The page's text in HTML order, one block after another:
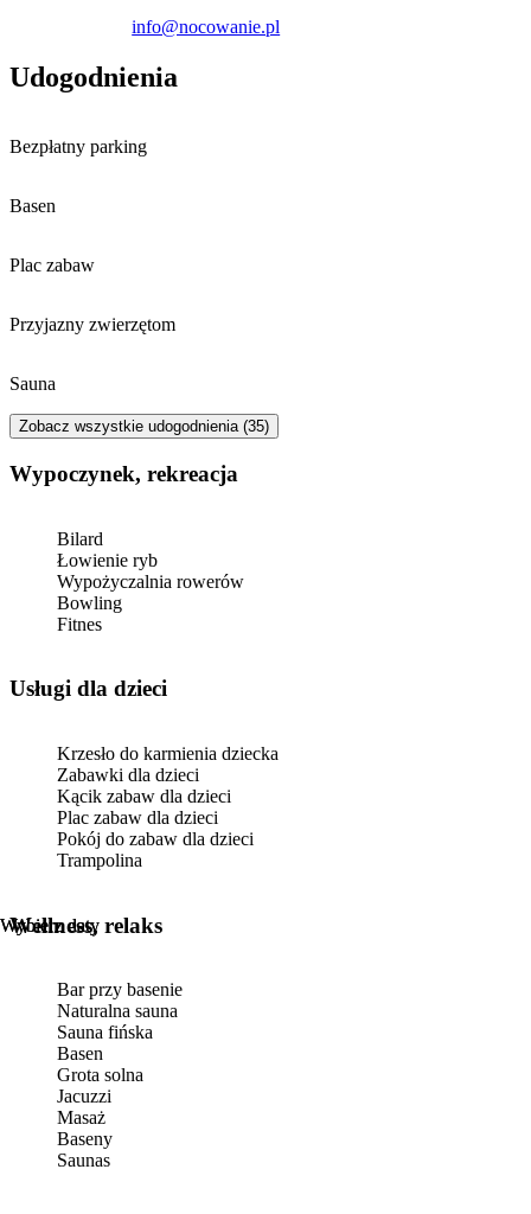
wypożyczalnia sprzętu wodnego, co ułatwia organizację aktywnego
Na terenie obiektu zapewniono dostęp do bezprzewodowego
z ogólnodostępnego żelazka.
info@nocowanie.pl
Wybierz daty
Wybierz daty
Udogodnienia
Bezpłatny parking
Basen
Plac zabaw
Przyjazny zwierzętom
Sauna
Zobacz wszystkie udogodnienia (35)
Wypoczynek, rekreacja
Bilard
Łowienie ryb
Wypożyczalnia rowerów
Bowling
Fitnes
usługi dla dzieci
Krzesło do karmienia dziecka
Zabawki dla dzieci
Kącik zabaw dla dzieci
Plac zabaw dla dzieci
Pokój do zabaw dla dzieci
Trampolina
Wellness, relaks
Bar przy basenie
Naturalna sauna
Sauna fińska
Basen
Grota solna
Jacuzzi
Masaż
Baseny
Saunas